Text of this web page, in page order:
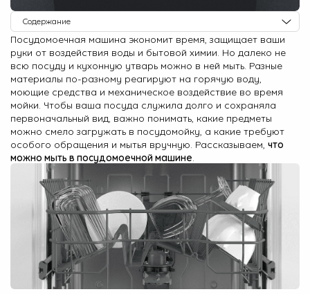
Технологии
Где купить
Журнал
Сервис
8 800 3333 887
Содержание
Какую посуду можно мыть в посудомоечной машине?
Что следует мыть в посудомоечной машине с осторожностью?
Какую посуду ставить нельзя?
Посудомоечная машина экономит время, защищает ваши
руки от воздействия воды и бытовой химии. Но далеко не
всю посуду и кухонную утварь можно в ней мыть. Разные
материалы по-разному реагируют на горячую воду,
моющие средства и механическое воздействие во время
мойки. Чтобы ваша посуда служила долго и сохраняла
первоначальный вид, важно понимать, какие предметы
можно смело загружать в посудомойку, а какие требуют
особого обращения и мытья вручную. Рассказываем, что
можно мыть в посудомоечной машине